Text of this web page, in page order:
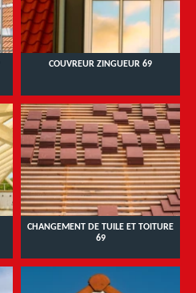
COUVREUR ZINGUEUR 69
CHANGEMENT DE TUILE ET TOITURE
69